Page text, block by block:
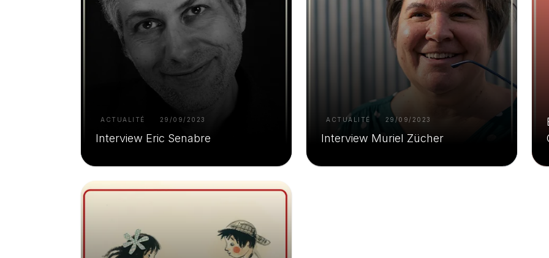
ACTUALITÉ 29/09/2023
Interview Eric Senabre
ACTUALITÉ 29/09/2023
Interview Muriel Zücher